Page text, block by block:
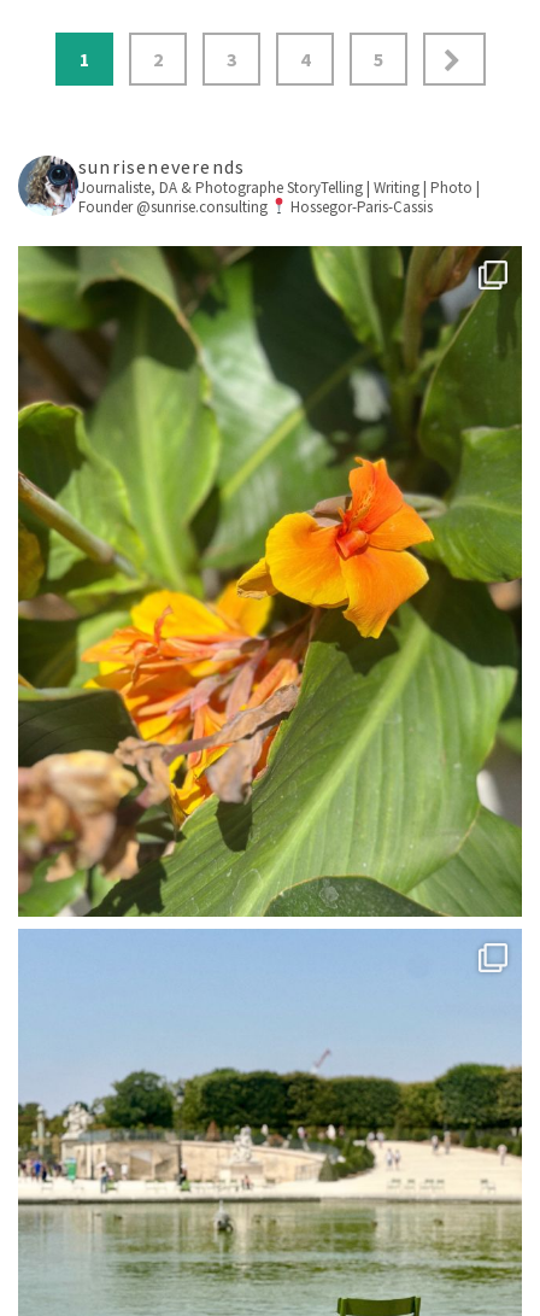
1 2 3 4 5
sunriseneverends
Journaliste, DA & PhotographeStoryTelling | Writing | Photo |
Founder @sunrise.consulting
Hossegor-Paris-Cassis